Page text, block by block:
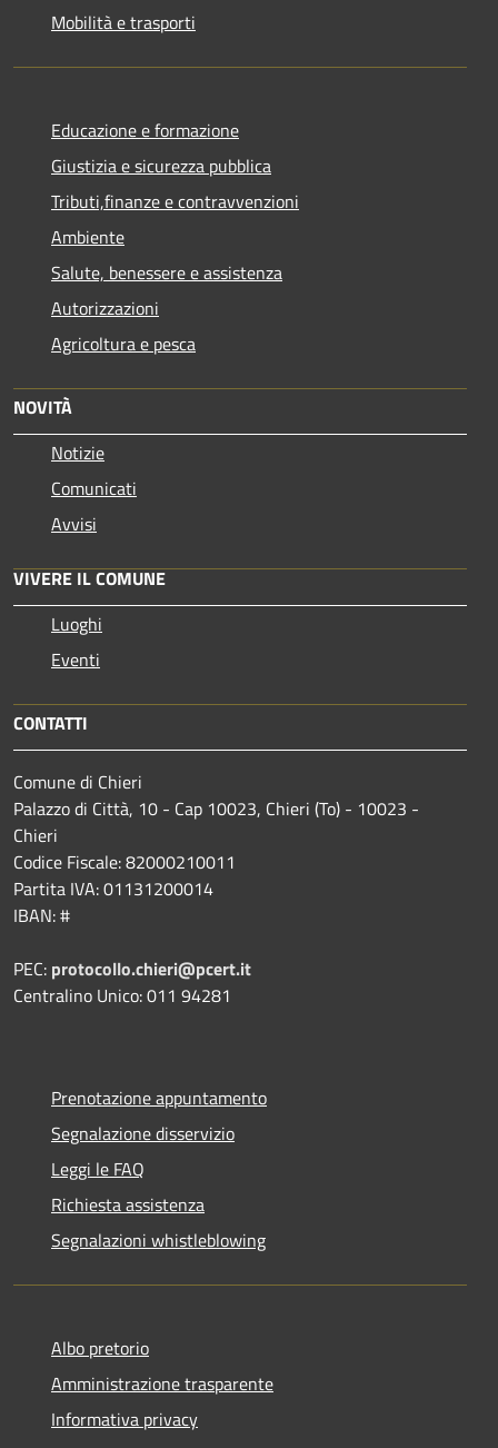
Mobilità e trasporti
Educazione e formazione
Giustizia e sicurezza pubblica
Tributi,finanze e contravvenzioni
Ambiente
Salute, benessere e assistenza
Autorizzazioni
Agricoltura e pesca
NOVITÀ
Notizie
Comunicati
Avvisi
VIVERE IL COMUNE
Luoghi
Eventi
CONTATTI
Comune di Chieri
Palazzo di Città, 10 - Cap 10023, Chieri (To) - 10023 -
Chieri
Codice Fiscale: 82000210011
Partita IVA: 01131200014
IBAN: #
PEC: protocollo.chieri@pcert.it
Centralino Unico: 011 94281
Prenotazione appuntamento
Segnalazione disservizio
Leggi le FAQ
Richiesta assistenza
Segnalazioni whistleblowing
Albo pretorio
Amministrazione trasparente
Informativa privacy